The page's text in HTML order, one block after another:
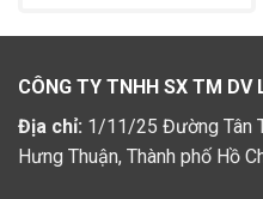
CÔNG TY TNHH SX TM DV
Địa chỉ: 1/11/25 Đường Tân
Hưng Thuận, Thành phố Hồ